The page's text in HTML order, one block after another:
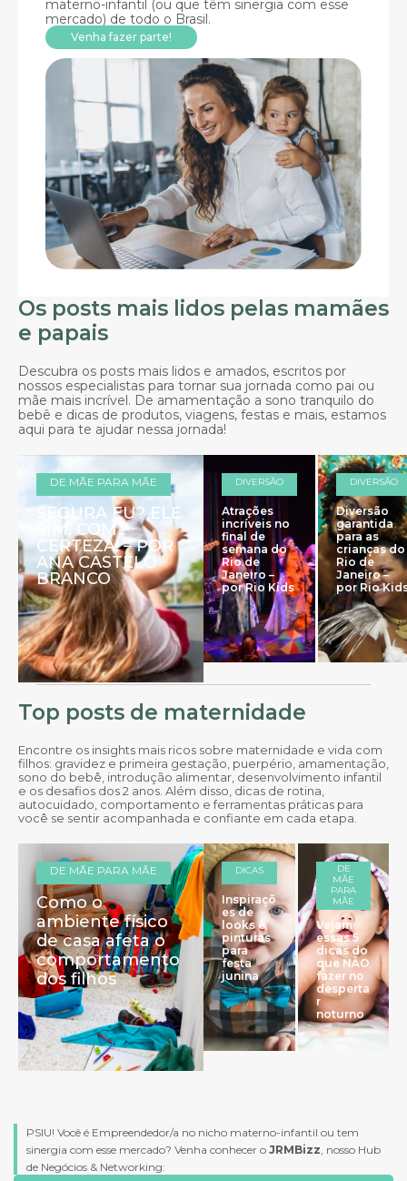
materno-infantil (ou que têm sinergia com esse
mercado) de todo o Brasil.
Venha fazer parte!
Os posts mais lidos pelas mamães
e papais
Descubra os posts mais lidos e amados, escritos por
nossos especialistas para tornar sua jornada como pai ou
mãe mais incrível. De amamentação a sono tranquilo do
bebê e dicas de produtos, viagens, festas e mais, estamos
aqui para te ajudar nessa jornada!
DE MÃE PARA MÃE
SEGURA EU? ELE
SIM, COM
CERTEZA! – POR
ANA CASTELO
BRANCO
DIVERSÃO
Atrações
incríveis no
final de
semana do
Rio de
Janeiro –
por Rio Kids
DIVERSÃO
Diversão
garantida
para as
crianças do
Rio de
Janeiro –
por Rio
Top posts de maternidade
Encontre os insights mais ricos sobre maternidade e vida com
filhos: gravidez e primeira gestação, puerpério, amamentação,
sono do bebê, introdução alimentar, desenvolvimento infantil
e os desafios dos 2 anos. Além disso, dicas de rotina,
autocuidado, comportamento e ferramentas práticas para
você se sentir acompanhada e confiante em cada etapa.
DE MÃE PARA MÃE
Como o
ambiente físico
de casa afeta o
comportamento
dos filhos
DICAS
Inspiraçõ
es de
looks e
pinturas
para
festa
junina
DE
MÃE
PARA
MÃE
Vejam
essas 5
dicas do
que NÃO
fazer no
desperta
r
noturno
PSIU! Você é Empreendedor/a no nicho materno-infantil ou tem
sinergia com esse mercado? Venha conhecer o JRMBizz, nosso Hub
de Negócios & Networking: